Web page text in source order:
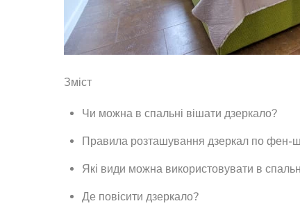
Зміст
Чи можна в спальні вішати дзеркало?
Правила розташування дзеркал по фен-
Які види можна використовувати в
Де повісити дзеркало?